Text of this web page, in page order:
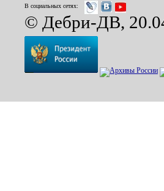
В социальных сетях:
© Дебри-ДВ,